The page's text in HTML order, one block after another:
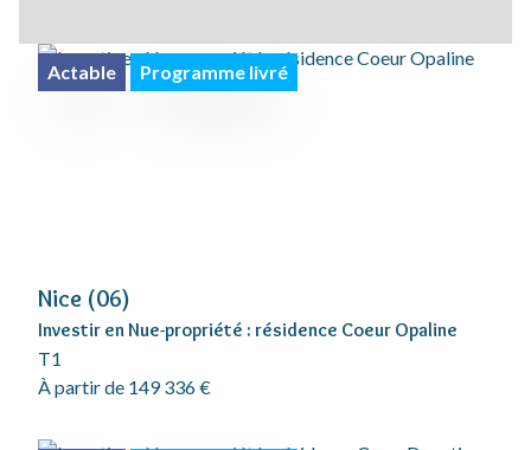
Actable Programme livré
Nice (06)
Investir en Nue-propriété : résidence Coeur Opaline
T1
À partir de 149 336 €